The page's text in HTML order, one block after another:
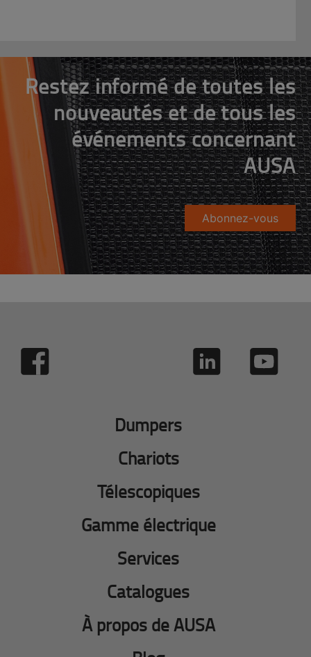
Restez informé de toutes les
nouveautés et de tous les
événements concernant
AUSA
Abonnez-vous
Dumpers
Chariots
Télescopiques
Gamme électrique
Services
Catalogues
À propos de AUSA